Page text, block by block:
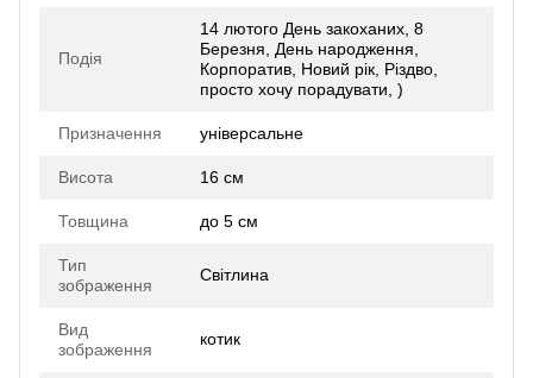
Подія
14 лютого День закоханих, 8
Березня, День народження,
Корпоратив, Новий рік, Різдво,
просто хочу порадувати, )
Призначення універсальне
Висота 16 см
Товщина до 5 см
Тип
зображення
Світлина
Вид
зображення
котик